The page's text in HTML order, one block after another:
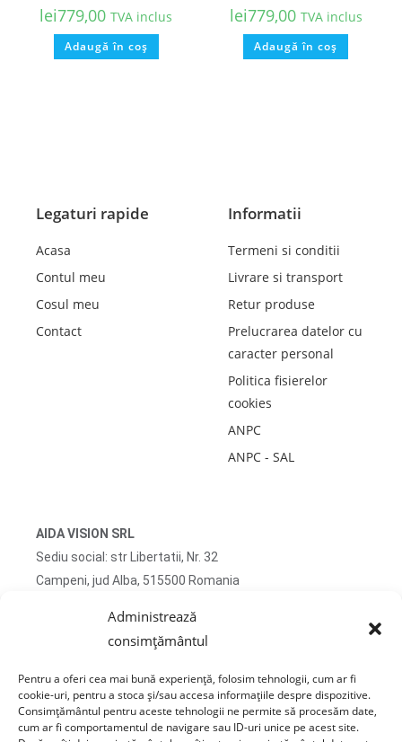
Administrează
consimțământul
Pentru a oferi cea mai bună experiență, folosim tehnologii, cum ar fi
cookie-uri, pentru a stoca și/sau accesa informațiile despre dispozitive.
Consimțământul pentru aceste tehnologii ne permite să procesăm date,
cum ar fi comportamentul de navigare sau ID-uri unice pe acest site.
lei779,00 TVA inclus
Adaugă în coș
lei779,00 TVA inclus
Adaugă în coș
Legaturi rapide
Acasa
Contul meu
Cosul meu
Contact
Informatii
Termeni si conditii
Livrare si transport
Retur produse
Prelucrarea datelor cu
caracter personal
Politica fisierelor
cookies
ANPC
ANPC - SAL
AIDA VISION SRL
Sediu social: str Libertatii, Nr. 32
Campeni, jud Alba, 515500 Romania
Adresa corespondenta: str Turzii, Nr. 13
tel: 0750 470 822
email: contact@sticlafar.ro